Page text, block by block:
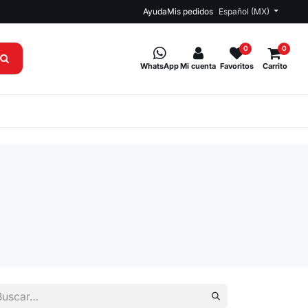
AyudaMis pedidos Español (MX)
WhatsAppMi cuenta Favoritos
0
Carrito
0